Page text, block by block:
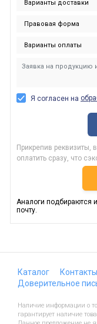
Я согласен на
Прикрепив реквизиты,
оплатить сразу, что
Аналоги подбираются
почту.
Каталог Контакты
Доверительное
Наличие информации о
гарантирует наличие